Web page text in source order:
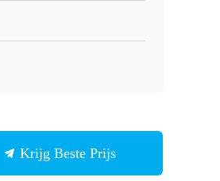
Krijg Beste Prijs